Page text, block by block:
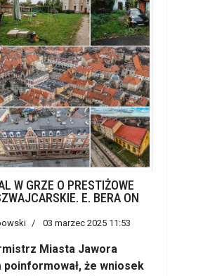
W GRZE O PRESTIŻOWE
E. BERA ON
03 marzec 2025 11:53
Miasta Jawora
poinformował, że wniosek